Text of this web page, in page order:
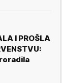
I PROŠLA